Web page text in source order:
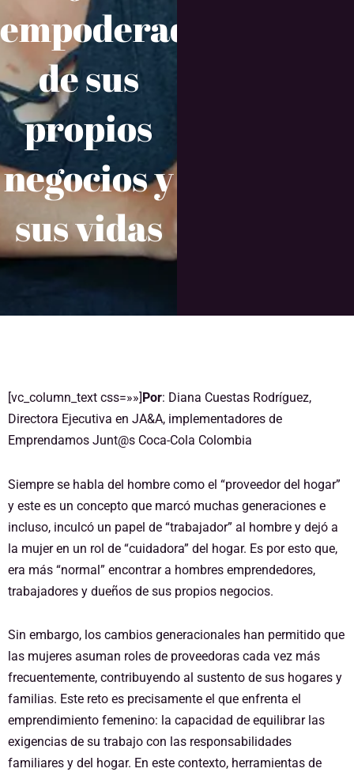
empoderadas
de sus
propios
negocios y
sus vidas
[vc_column_text css=»»]Por: Diana Cuestas Rodríguez,
Directora Ejecutiva en JA&A, implementadores de
Emprendamos Junt@s Coca-Cola Colombia
Siempre se habla del hombre como el “proveedor del hogar”
y este es un concepto que marcó muchas generaciones e
incluso, inculcó un papel de “trabajador” al hombre y dejó a
la mujer en un rol de “cuidadora” del hogar. Es por esto que,
era más “normal” encontrar a hombres emprendedores,
trabajadores y dueños de sus propios negocios.
Sin embargo, los cambios generacionales han permitido que
las mujeres asuman roles de proveedoras cada vez más
frecuentemente, contribuyendo al sustento de sus hogares y
familias. Este reto es precisamente el que enfrenta el
emprendimiento femenino: la capacidad de equilibrar las
exigencias de su trabajo con las responsabilidades
familiares y del hogar. En este contexto, herramientas de